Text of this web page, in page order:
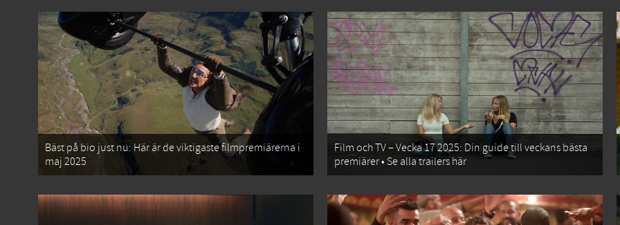
Bäst på bio just nu: Här är de viktigaste filmpremiärerna i
maj 2025
Film och TV – Vecka 17 2025: Din guide till veckans bästa
premiärer • Se alla trailers här